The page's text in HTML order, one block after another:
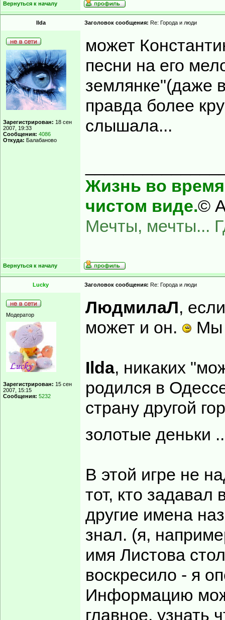
Вернуться к началу
Ilda Заголовок сообщения: Re: Города и люди
Зарегистрирован: 18 сен
2007, 19:33
Сообщения: 4086
Откуда: Балабаново
может
песни на его
землянке"(даже
правда более
слышала...
Жизнь во время
чистом виде.©
Мечты, мечты...
Вернуться к началу
Lucky Заголовок сообщения: Re: Города и люди
Модератор
Зарегистрирован: 15 сен
2007, 15:15
Сообщения: 5232
ЛюдмилаЛ,
может и он.
Мы
Ilda, никаких
родился в
страну другой
золотые деньки
В этой игре не
тот, кто задавал
другие имена
знал. (я,
имя Листова
воскресило - я
Информацию
главное, узнать